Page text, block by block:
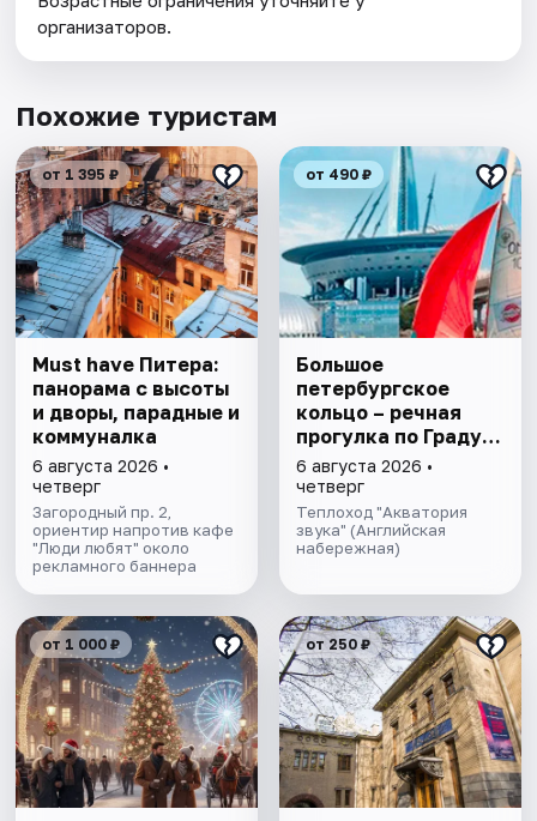
организаторов.
Похожие туристам
от 1 395 ₽
Must have Питера:
панорама с высоты
и дворы, парадные и
коммуналка
6 августа 2026 •
четверг
Загородный пр. 2,
ориентир напротив кафе
"Люди любят" около
рекламного баннера
от 490 ₽
Большое
петербургское
кольцо – речная
прогулка пo Граду
на Неве с
авторской
экскурсией и живой
музыкой в тёплом
салоне теплохода
6 августа 2026 •
четверг
Теплоход "Акватория
звука" (Английская
набережная)
от 1 000 ₽ от 250 ₽